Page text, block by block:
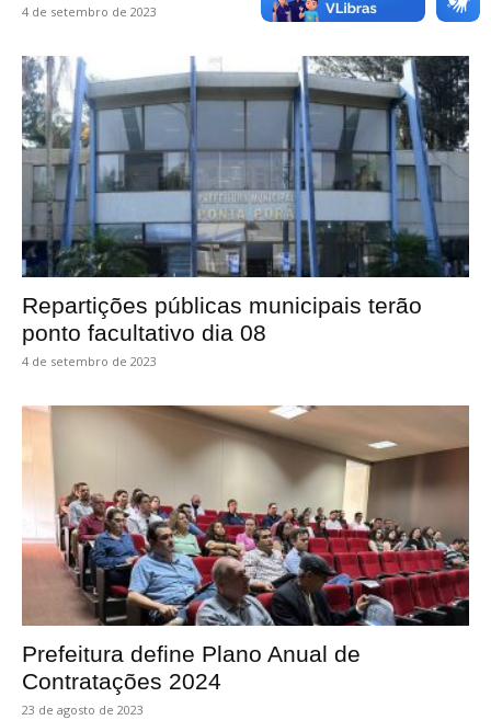
4 de setembro de 2023
Repartições públicas municipais terão
ponto facultativo dia 08
4 de setembro de 2023
Prefeitura define Plano Anual de
Contratações 2024
23 de agosto de 2023